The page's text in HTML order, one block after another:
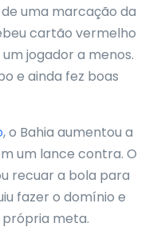
uma marcação da
cartão vermelho
jogador a menos.
e ainda fez boas
, o Bahia aumentou a
um lance contra. O
recuar a bola para
fazer o domínio e
meta.